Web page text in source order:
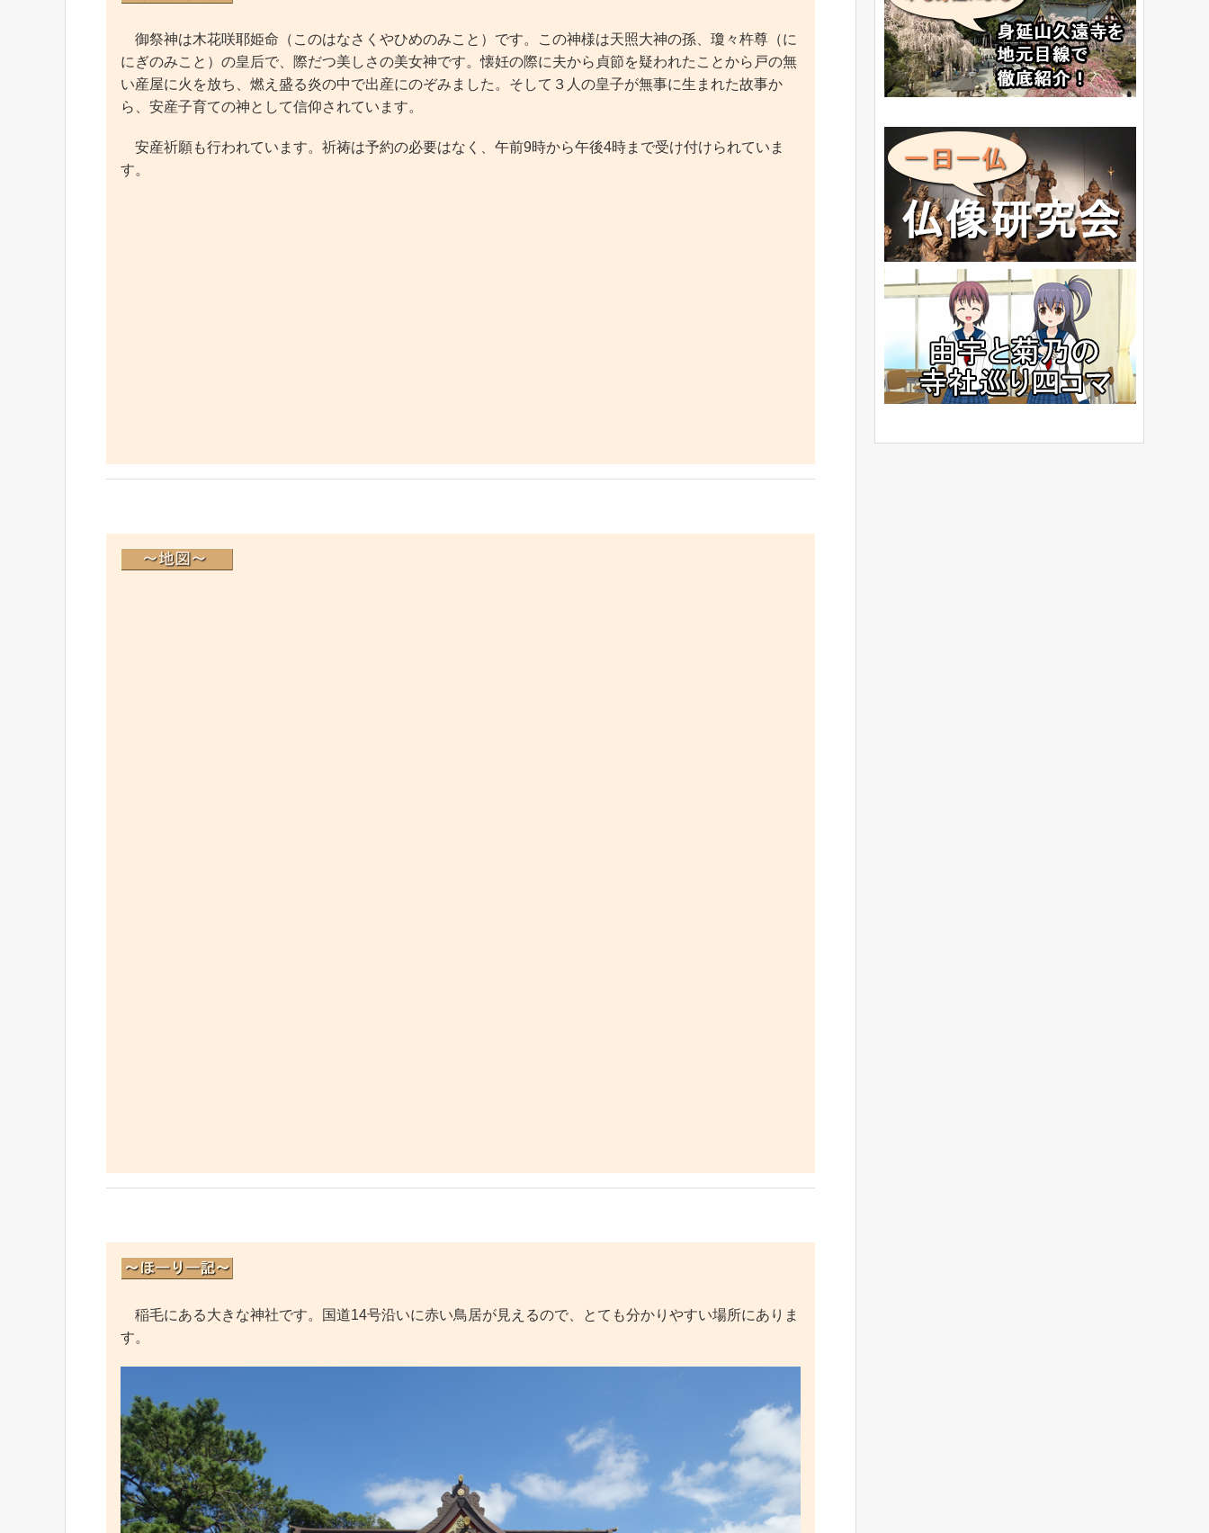
御祭神は木花咲耶姫命（このはなさくやひめのみこと）です。この神様は天照大神の孫、瓊々杵尊（に
にぎのみこと）の皇后で、際だつ美しさの美女神です。懐妊の際に夫から貞節を疑われたことから戸の無
い産屋に火を放ち、燃え盛る炎の中で出産にのぞみました。そして３人の皇子が無事に生まれた故事か
ら、安産子育ての神として信仰されています。
安産祈願も行われています。祈祷は予約の必要はなく、午前9時から午後4時まで受け付けられていま
す。
稲毛にある大きな神社です。国道14号沿いに赤い鳥居が見えるので、とても分かりやすい場所にありま
す。